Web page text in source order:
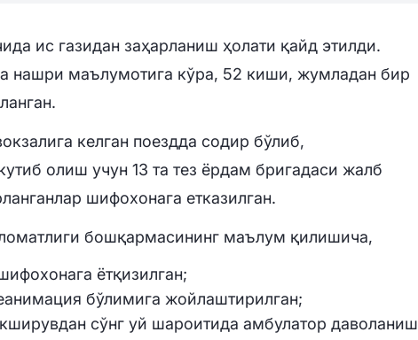
ис газидан заҳарланиш ҳолати қайд этилди.
нашри маълумотига кўра, 52 киши, жумладан бир
келган поездда содир бўлиб,
олиш учун 13 та тез ёрдам бригадаси жалб
шифохонага етказилган.
бошқармасининг маълум қилишича,
ётқизилган;
бўлимига жойлаштирилган;
сўнг уй шароитида амбулатор даволаниш